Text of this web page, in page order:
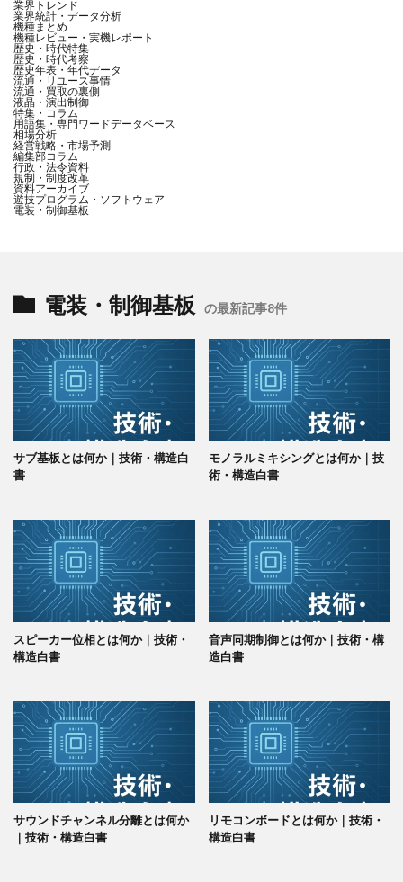
業界トレンド
業界統計・データ分析
機種まとめ
機種レビュー・実機レポート
歴史・時代特集
歴史・時代考察
歴史年表・年代データ
流通・リユース事情
流通・買取の裏側
液晶・演出制御
特集・コラム
用語集・専門ワードデータベース
相場分析
経営戦略・市場予測
編集部コラム
行政・法令資料
規制・制度改革
資料アーカイブ
遊技プログラム・ソフトウェア
電装・制御基板
電装・制御基板 の最新記事8件
サブ基板とは何か｜技術・構造白
書
モノラルミキシングとは何か｜技
術・構造白書
スピーカー位相とは何か｜技術・
構造白書
音声同期制御とは何か｜技術・構
造白書
サウンドチャンネル分離とは何か
｜技術・構造白書
リモコンボードとは何か｜技術・
構造白書